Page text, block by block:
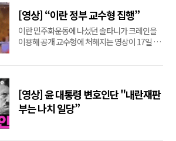
[영상] “이란 정부 교수형 집행”
이란 민주화운동에 나섰던 솔타니가 크레인을
이용해 공개 교수형에 처해지는 영상이 17일 여
[영상] 윤 대통령 변호인단 "내란재판
부는 나치 일당”